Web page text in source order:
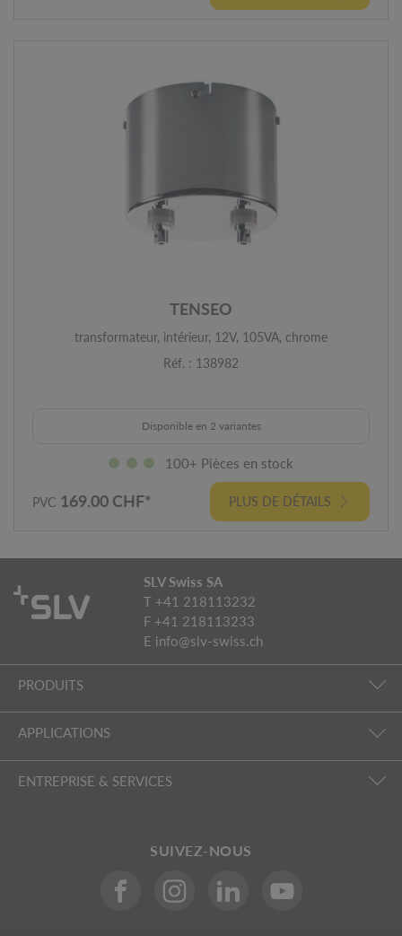
TENSEO
transformateur, intérieur, 12V, 105VA, chrome
Réf. : 138982
Disponible en 2 variantes
100+ Pièces en stock
PVC 169.00 CHF* PLUS DE DÉTAILS
SLV Swiss SA
T +41 218113232
F +41 218113233
E info@slv-swiss.ch
PRODUITS
APPLICATIONS
ENTREPRISE & SERVICES
SUIVEZ-NOUS